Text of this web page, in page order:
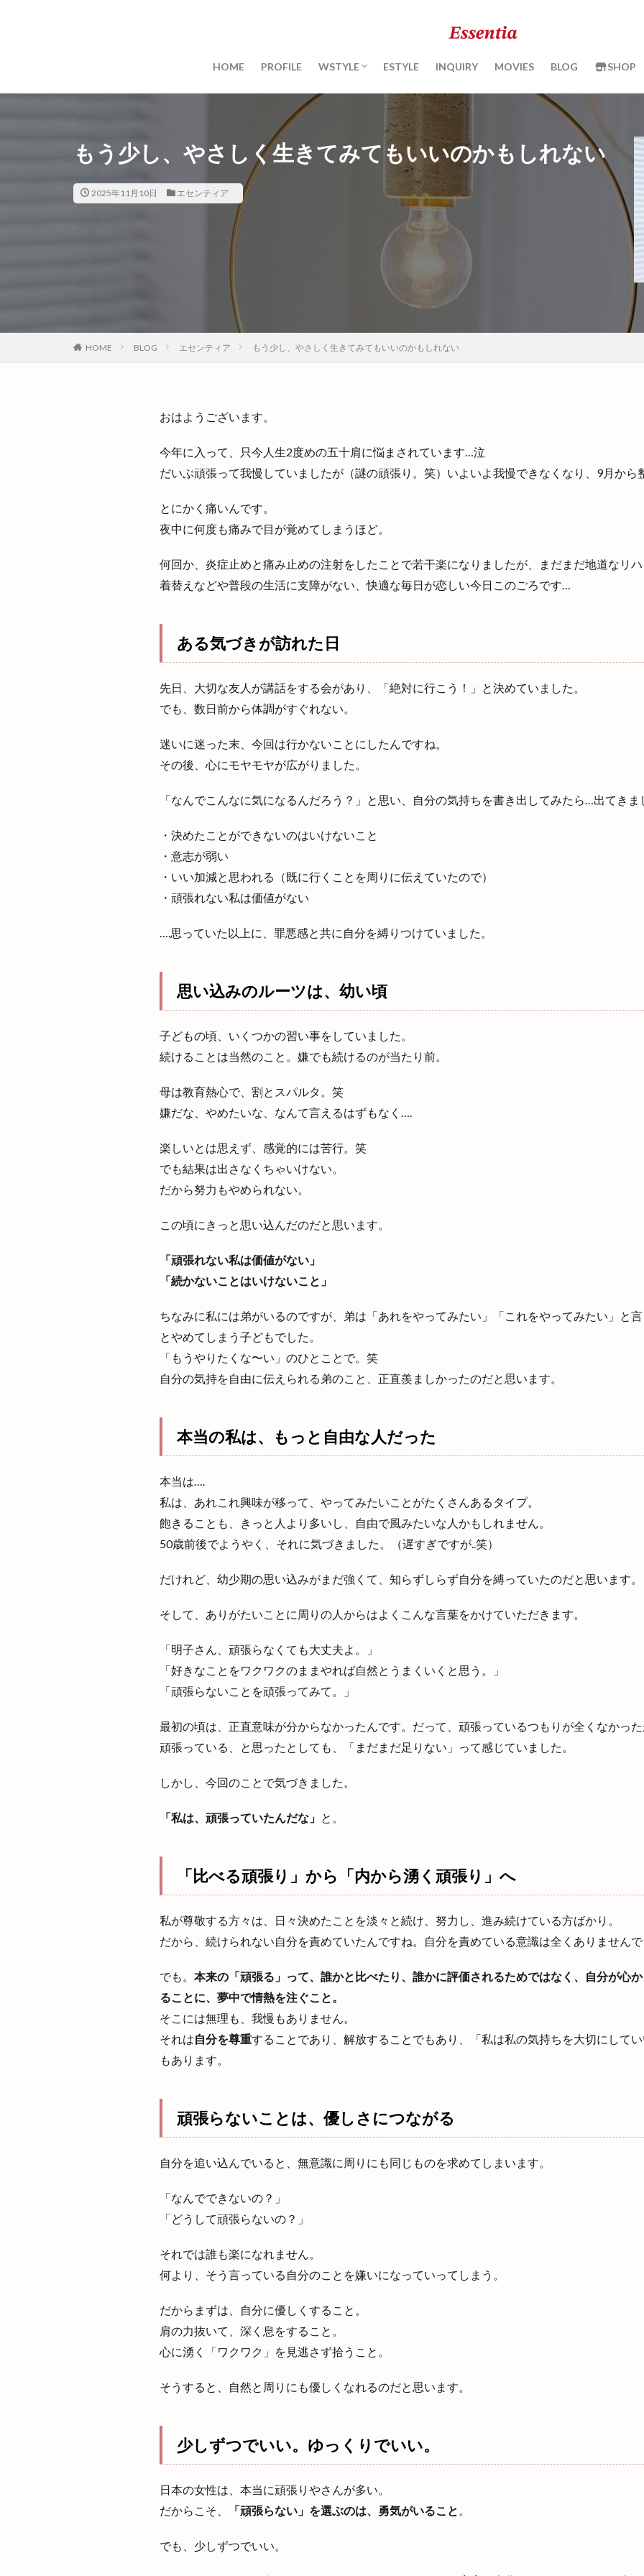
HOME PROFILE WSTYLE
ENRICHMENT PROGRAM
ESSENTIA BLOOM
KIMONO BEAUTY
ESTYLE INQUIRY MOVIES BLOG SHOP
もう少し、やさしく生きてみてもいいのかもしれない
2025年11月10日 エセンティア
HOME BLOG エセンティア もう少し、やさしく生きてみてもいいのかもしれない
おはようございます。
今年に入って、只今人生2度めの五十肩に悩まされています…泣
だいぶ頑張って我慢していましたが（謎の頑張り。笑）いよいよ我慢できなくなり、9月から
とにかく痛いんです。
夜中に何度も痛みで目が覚めてしまうほど。
何回か、炎症止めと痛み止めの注射をしたことで若干楽になりましたが、まだまだ地道なリ
着替えなどや普段の生活に支障がない、快適な毎日が恋しい今日このごろです…
ある気づきが訪れた日
先日、大切な友人が講話をする会があり、「絶対に行こう！」と決めていました。
でも、数日前から体調がすぐれない。
迷いに迷った末、今回は行かないことにしたんですね。
その後、心にモヤモヤが広がりました。
「なんでこんなに気になるんだろう？」と思い、自分の気持ちを書き出してみたら…出てき
・決めたことができないのはいけないこと
・意志が弱い
・いい加減と思われる（既に行くことを周りに伝えていたので）
・頑張れない私は価値がない
….思っていた以上に、罪悪感と共に自分を縛りつけていました。
思い込みのルーツは、幼い頃
子どもの頃、いくつかの習い事をしていました。
続けることは当然のこと。嫌でも続けるのが当たり前。
母は教育熱心で、割とスパルタ。笑
嫌だな、やめたいな、なんて言えるはずもなく….
楽しいとは思えず、感覚的には苦行。笑
でも結果は出さなくちゃいけない。
だから努力もやめられない。
この頃にきっと思い込んだのだと思います。
「頑張れない私は価値がない」
「続かないことはいけないこと」
ちなみに私には弟がいるのですが、弟は「あれをやってみたい」「これをやってみたい」と
とやめてしまう子どもでした。
「もうやりたくな〜い」のひとことで。笑
自分の気持を自由に伝えられる弟のこと、正直羨ましかったのだと思います。
本当の私は、もっと自由な人だった
本当は….
私は、あれこれ興味が移って、やってみたいことがたくさんあるタイプ。
飽きることも、きっと人より多いし、自由で風みたいな人かもしれません。
50歳前後でようやく、それに気づきました。（遅すぎですが..笑）
だけれど、幼少期の思い込みがまだ強くて、知らずしらず自分を縛っていたのだと思います。
そして、ありがたいことに周りの人からはよくこんな言葉をかけていただきます。
「明子さん、頑張らなくても大丈夫よ。」
「好きなことをワクワクのままやれば自然とうまくいくと思う。」
「頑張らないことを頑張ってみて。」
最初の頃は、正直意味が分からなかったんです。だって、頑張っているつもりが全くなかっ
頑張っている、と思ったとしても、「まだまだ足りない」って感じていました。
しかし、今回のことで気づきました。
「私は、頑張っていたんだな」 と。
「比べる頑張り」から「内から湧く頑張り」へ
私が尊敬する方々は、日々決めたことを淡々と続け、努力し、進み続けている方ばかり。
だから、続けられない自分を責めていたんですね。自分を責めている意識は全くありません
でも。 本来の「頑張る」って、誰かと比べたり、誰かに評価されるためではなく、自分が心
ることに、夢中で情熱を注ぐこと。
そこには無理も、我慢もありません。
それは自分を尊重することであり、解放することでもあり、「私は私の気持ちを大切にして
もあります。
頑張らないことは、優しさにつながる
自分を追い込んでいると、無意識に周りにも同じものを求めてしまいます。
「なんでできないの？」
「どうして頑張らないの？」
それでは誰も楽になれません。
何より、そう言っている自分のことを嫌いになっていってしまう。
だからまずは、自分に優しくすること。
肩の力抜いて、深く息をすること。
心に湧く「ワクワク」を見逃さず拾うこと。
そうすると、自然と周りにも優しくなれるのだと思います。
少しずつでいい。ゆっくりでいい。
日本の女性は、本当に頑張りやさんが多い。
だからこそ、
「頑張らない」を選ぶのは、勇気がいること
でも、少しずつでいい。